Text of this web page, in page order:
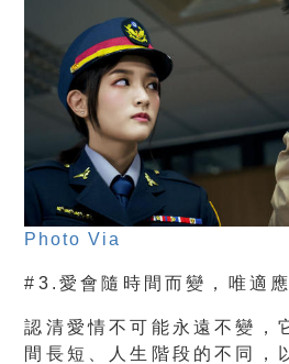
Photo Via
#3.愛會隨時間而變，唯適應
認清愛情不可能永遠不變，
間長短、人生階段的不同，